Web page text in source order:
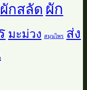
ผักสลัด ผัก
มะม่วง สมุนไพร ส่ง